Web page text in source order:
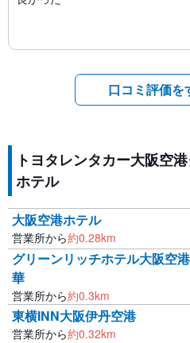
口コミ評価を
トヨタレンタカー大阪空
ホテル
大阪空港ホテル
営業所から約0.28km
グリーンリッチホテル大阪空
華
営業所から約0.3km
東横INN大阪伊丹空港
営業所から約0.32km